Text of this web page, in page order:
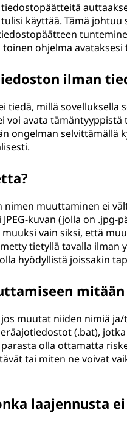
käyttää. Tämä
ohjelma avataksesi
ilman
millä sovelluksella
voi avata
ongelman selvittämällä
nimen muuttaminen ei
kuvan (jolla on .jpg-
vain siksi, että
tietyllä tavalla ilman
hyödyllistä joissakin
mitään
muutat niiden nimiä
(.bat),
olla ottamatta
tai miten ne voivat
laajennusta